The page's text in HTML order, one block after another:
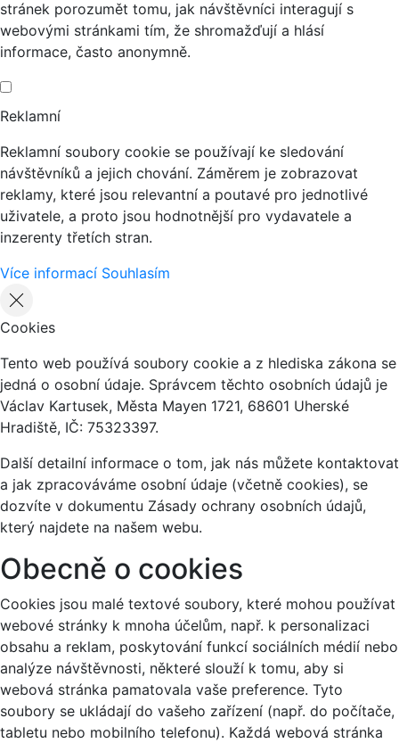
stránek porozumět tomu, jak návštěvníci interagují s
webovými stránkami tím, že shromažďují a hlásí
informace, často anonymně.
Reklamní
Reklamní soubory cookie se používají ke sledování
návštěvníků a jejich chování. Záměrem je zobrazovat
reklamy, které jsou relevantní a poutavé pro jednotlivé
uživatele, a proto jsou hodnotnější pro vydavatele a
inzerenty třetích stran.
Více informací Souhlasím
Cookies
Tento web používá soubory cookie a z hlediska zákona se
jedná o osobní údaje. Správcem těchto osobních údajů je
Václav Kartusek, Města Mayen 1721, 68601 Uherské
Hradiště, IČ: 75323397.
Další detailní informace o tom, jak nás můžete kontaktovat
a jak zpracováváme osobní údaje (včetně cookies), se
dozvíte v dokumentu Zásady ochrany osobních údajů,
který najdete na našem webu.
Obecně o cookies
Cookies jsou malé textové soubory, které mohou používat
webové stránky k mnoha účelům, např. k personalizaci
obsahu a reklam, poskytování funkcí sociálních médií nebo
analýze návštěvnosti, některé slouží k tomu, aby si
webová stránka pamatovala vaše preference. Tyto
soubory se ukládají do vašeho zařízení (např. do počítače,
tabletu nebo mobilního telefonu). Každá webová stránka